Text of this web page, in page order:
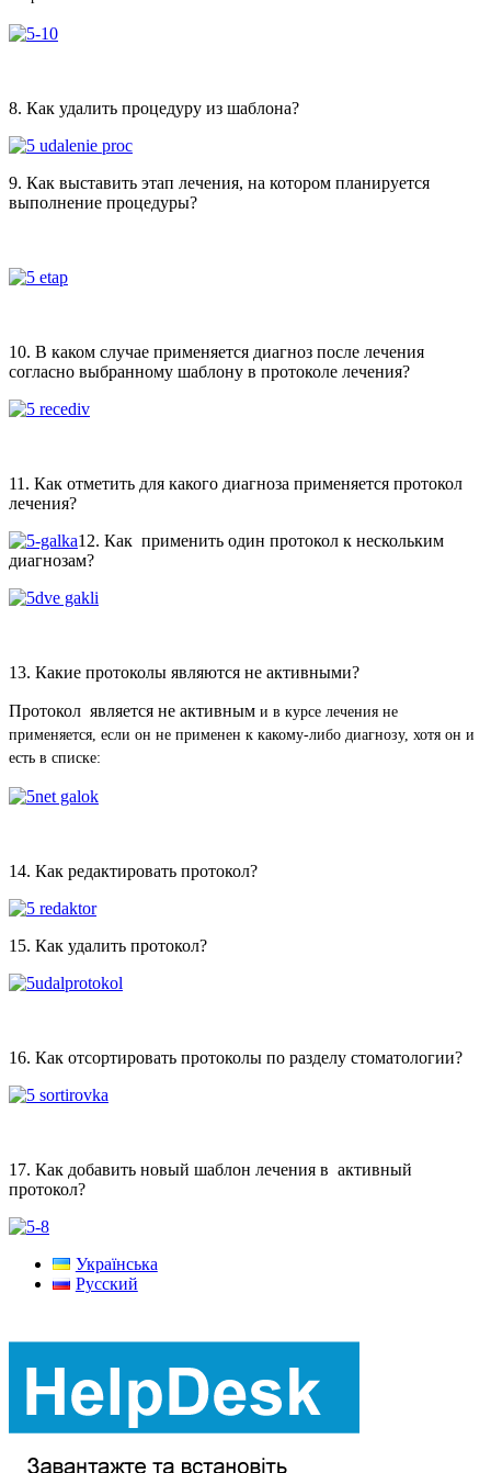
8. Как удалить процедуру из шаблона?
9. Как выставить этап лечения, на котором планируется
выполнение процедуры?
10. В каком случае применяется диагноз после лечения
согласно выбранному шаблону в протоколе лечения?
11. Как отметить для какого диагноза применяется протокол
лечения?
12. Как применить один протокол к нескольким
диагнозам?
13. Какие протоколы являются не активными?
Протокол является не активным и в курсе лечения не
применяется , если он не применен к какому-либо диагнозу, хотя он и
есть в списке:
14. Как редактировать протокол?
15. Как удалить протокол?
16. Как отсортировать протоколы по разделу стоматологии?
17. Как добавить новый шаблон лечения в активный
протокол?
Українська
Русский